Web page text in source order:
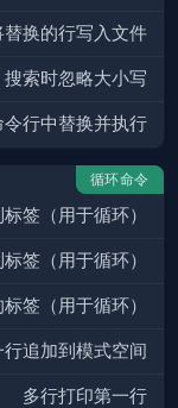
替换的行写入文件
搜索时忽略大小写
令行中替换并执行
循环命令
签（用于循环）
签（用于循环）
签（用于循环）
行追加到模式空间
多行打印第一行